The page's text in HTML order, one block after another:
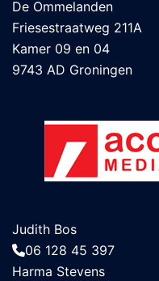
De Ommelanden
Friesestraatweg 211A
Kamer 09 en 04
9743 AD Groningen
Judith Bos
06 128 45 397
Harma Stevens